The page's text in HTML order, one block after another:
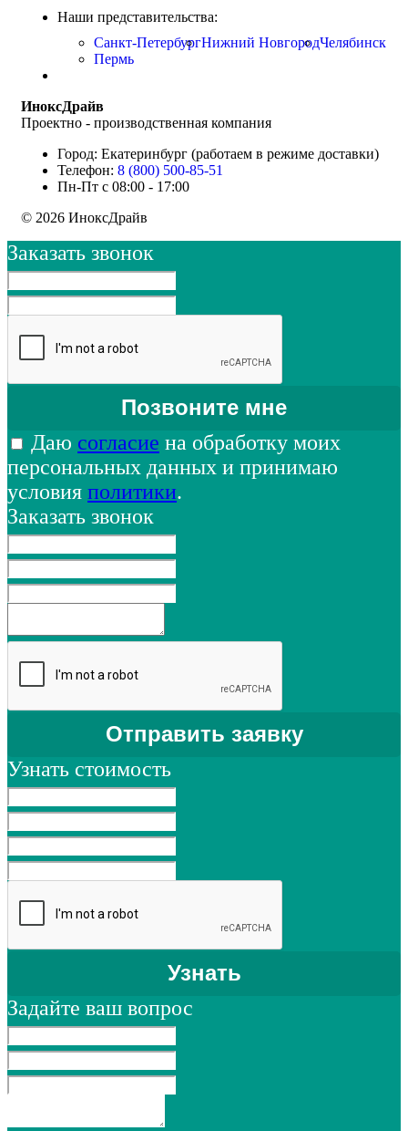
Наши представительства:
Санкт-ПетербургНижний НовгородЧелябинск
Пермь
ИноксДрайв
Проектно - производственная компания
Город: Екатеринбург (работаем в режиме доставки)
Телефон: 8 (800) 500-85-51
Пн-Пт с 08:00 - 17:00
© 2026 ИноксДрайв
Заказать звонок
Даю согласие на обработку моих
персональных данных и принимаю
условия политики.
Заказать звонок
Узнать стоимость
Задайте ваш вопрос